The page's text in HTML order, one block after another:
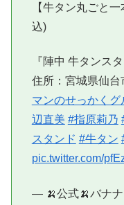
【牛タン丸ごと
込)
『陣中 牛タンス
住所：宮城県仙
マンのせっかくグ
辺直美 #指原莉乃
スタンド #牛タン
pic.twitter.com/
— 🍌公式🍌バナナ